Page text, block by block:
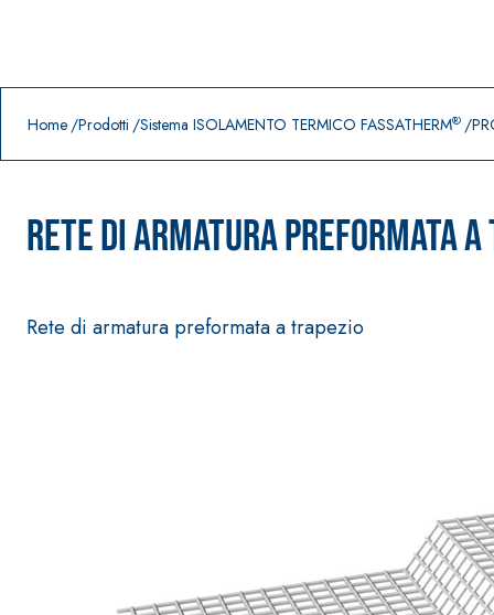
Home Prodotti Sistema ISOLAMENTO TERMICO FASSATHERM®
RETE DI ARMATURA PREFORMATA A
Rete di armatura preformata a trapezio
Prodotti in primo piano